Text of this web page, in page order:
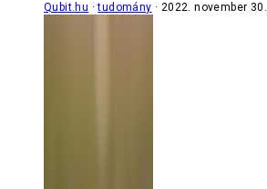
Qubit.hu tudomány 2022. november 30.